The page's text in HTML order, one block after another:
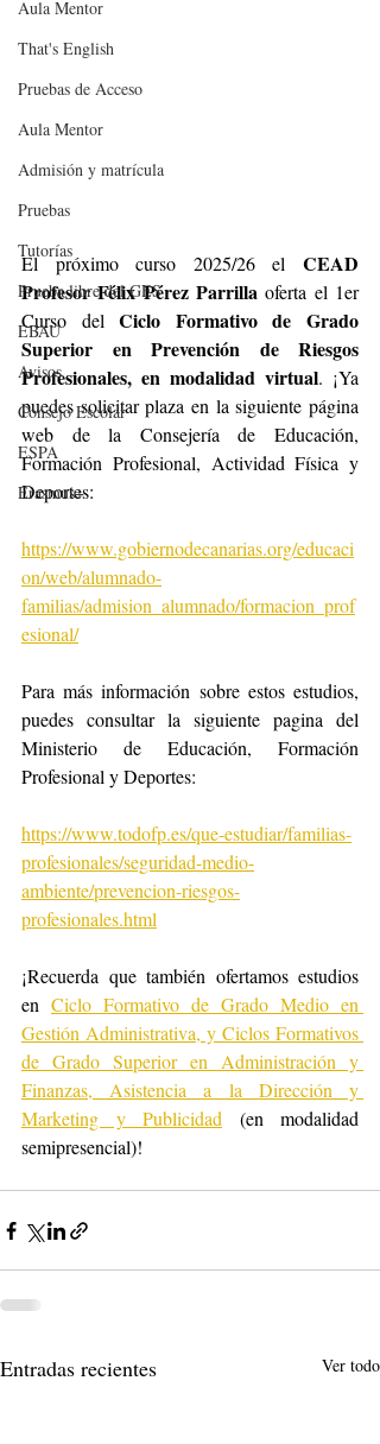
Aula Mentor
That's English
Pruebas de Acceso
Aula Mentor
Admisión y matrícula
Pruebas
Tutorías
Prueba libre del GES
EBAU
Avisos
Consejo Escolar
ESPA
Erasmus+
El próximo curso 2025/26 el CEAD
Profesor Félix Pérez Parrilla oferta el 1er
Curso del Ciclo Formativo de Grado
Superior en Prevención de Riesgos
Profesionales, en modalidad virtual. ¡Ya
puedes solicitar plaza en la siguiente página
web de la Consejería de Educación,
Formación Profesional, Actividad Física y
Deportes:
https://www.gobiernodecanarias.org/educaci
on/web/alumnado-
familias/admision_alumnado/formacion_prof
esional/
Para más información sobre estos estudios,
puedes consultar la siguiente pagina del
Ministerio de Educación, Formación
Profesional y Deportes:
https://www.todofp.es/que-estudiar/familias-
profesionales/seguridad-medio-
ambiente/prevencion-riesgos-
profesionales.html
¡Recuerda que también ofertamos estudios
en Ciclo Formativo de Grado Medio en
Gestión Administrativa, y Ciclos Formativos
de Grado Superior en Administración y
Finanzas, Asistencia a la Dirección y
Marketing y Publicidad (en modalidad
semipresencial)!
Entradas recientes Ver todo